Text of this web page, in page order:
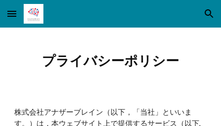
Skip to main content Skip to navigation
プライバシーポリシー
株式会社アナザーブレイン（以下，「当社」といいま
す。）は，本ウェブサイト上で提供するサービス（以下,